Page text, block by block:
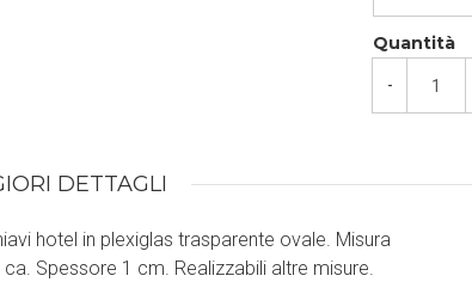
Quantità
-
DETTAGLI
hotel in plexiglas trasparente ovale. Misura
Spessore 1 cm. Realizzabili altre misure.
personalizzabili con logo hotel e numero